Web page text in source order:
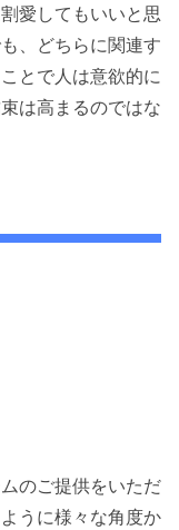
愛してもいいと思
、どちらに関連す
とで人は意欲的に
は高まるのではな
のご提供をいただ
うに様々な角度か